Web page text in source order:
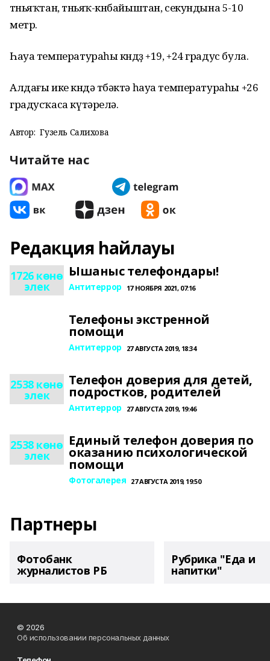
төньяҡтан, төньяҡ-көнбайыштан, секундына 5-10
метр.
Һауа температураһы көндөҙ +19, +24 градус була.
Алдағы ике көндә төбәктә һауа температураһы +26
градусҡаса күтәрелә.
Автор: Гузель Салихова
Читайте нас
Редакция һайлауы
1726 көнө
элек
Ышаныс телефондары!
Антитеррор 17 НОЯБРЯ 2021, 07:16
Телефоны экстренной
помощи
Антитеррор 27 АВГУСТА 2019, 18:34
2538 көнө
элек
Телефон доверия для детей,
подростков, родителей
Антитеррор 27 АВГУСТА 2019, 19:46
2538 көнө
элек
Единый телефон доверия по
оказанию психологической
помощи
Фотогалерея 27 АВГУСТА 2019, 19:50
Партнеры
Фотобанк
журналистов РБ
Рубрика "Еда и
напитки"
© 2026
Об использовании персональных данных